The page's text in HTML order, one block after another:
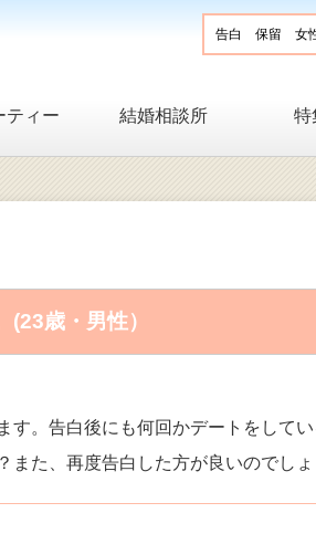
ティー 結婚相談所 特
歳・男性）
す。告白後にも何回かデートをして
た、再度告白した方が良いのでしょ